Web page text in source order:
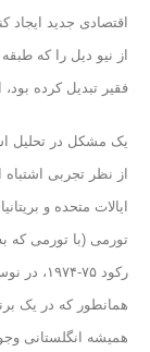
اقتصادی جدید
از نیو دیل را که
فقیر تبدیل کرده بود،
یک مشکل در تحلیل
ایالات متحده و
رکود ۷۵-
همیشه انگلستانی